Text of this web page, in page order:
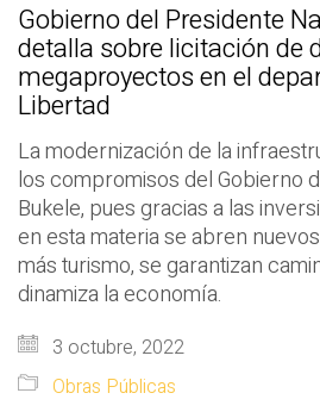
Gobierno del Presidente
detalla sobre licitación de
megaproyectos en el
Libertad
La modernización de la
los compromisos del Gobierno
Bukele, pues gracias a las
en esta materia se abren
más turismo, se garantizan
dinamiza la economía.
3 octubre, 2022
Obras Públicas